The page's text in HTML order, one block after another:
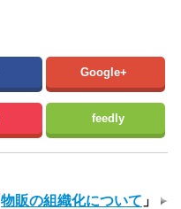
Google+
feedly
物販の組織化について 」